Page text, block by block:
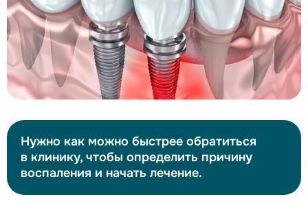
Нужно как можно быстрее обратиться
в клинику, чтобы определить причину
воспаления и начать лечение.